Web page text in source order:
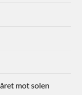
mot solen